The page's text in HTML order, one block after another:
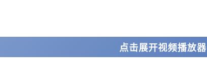
点击展开视频播放器